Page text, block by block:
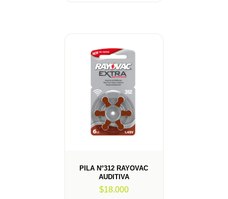
PILA N°312 RAYOVAC
AUDITIVA
$18.000